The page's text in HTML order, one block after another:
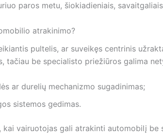
paros metu, šiokiadieniais,
atrakinimo?
pultelis, ar suveikęs centrinis
tačiau be specialisto priežiūros galima
ar durelių mechanizmo sugadinimas;
sistemos gedimas.
kai vairuotojas gali atrakinti automobilį